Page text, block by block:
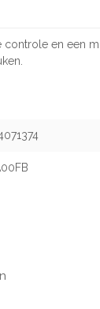
controle en een